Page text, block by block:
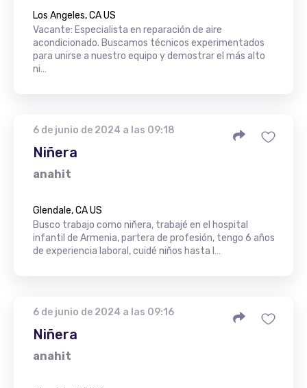
Los Angeles, CA US
Vacante: Especialista en reparación de aire
acondicionado. Buscamos técnicos experimentados
para unirse a nuestro equipo y demostrar el más alto
ni…
6 de junio de 2024 a las 09:18
Niñera
anahit
Glendale, CA US
Busco trabajo como niñera, trabajé en el hospital
infantil de Armenia, partera de profesión, tengo 6 años
de experiencia laboral, cuidé niños hasta l…
6 de junio de 2024 a las 09:16
Niñera
anahit